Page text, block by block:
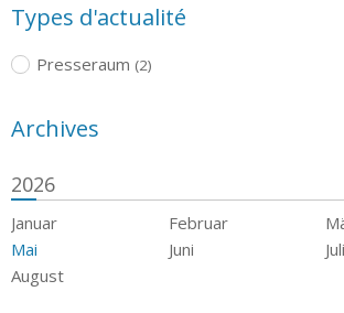
Types d'actualité
Presseraum (2)
Archives
2026
Januar Februar
Mai
Juni
Juli
August